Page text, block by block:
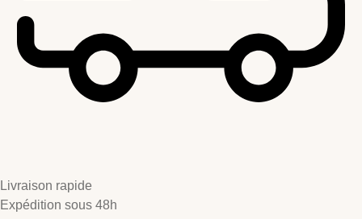
Livraison rapide
Expédition sous 48h